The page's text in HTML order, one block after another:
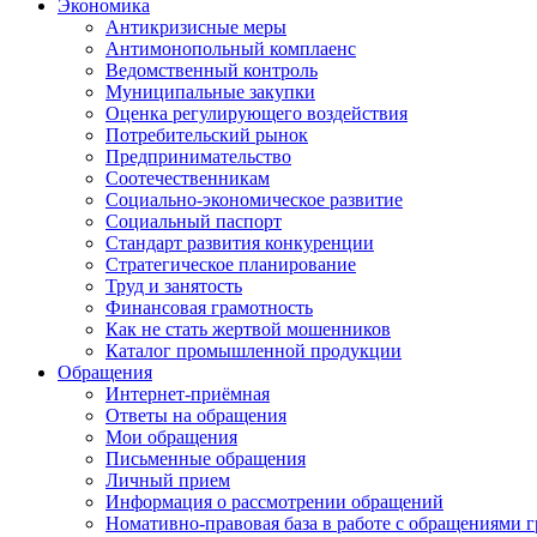
Экономика
Антикризисные меры
Антимонопольный комплаенс
Ведомственный контроль
Муниципальные закупки
Оценка регулирующего воздействия
Потребительский рынок
Предпринимательство
Соотечественникам
Социально-экономическое развитие
Социальный паспорт
Стандарт развития конкуренции
Стратегическое планирование
Труд и занятость
Финансовая грамотность
Как не стать жертвой мошенников
Каталог промышленной продукции
Обращения
Интернет-приёмная
Ответы на обращения
Мои обращения
Письменные обращения
Личный прием
Информация о рассмотрении обращений
Номативно-правовая база в работе с обращениями